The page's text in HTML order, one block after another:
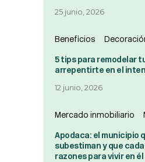
25 junio, 2026
Beneficios
5 tips para remodelar
arrepentirte en el
12 junio, 2026
Mercado inmobiliario
Apodaca: el municipio
subestiman y que
razones para vivir en él